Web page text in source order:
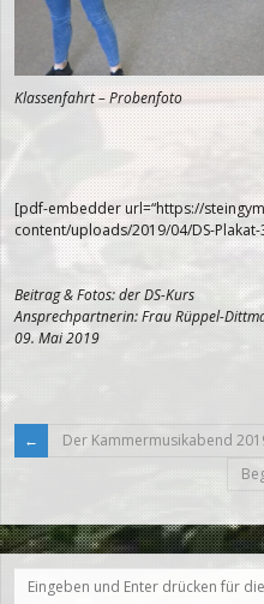
Klassenfahrt – Probenfoto
[pdf-embedder url=“https://
content/uploads/2019/04/DS-Plakat-
Beitrag & Fotos: der DS-Kurs
Ansprechpartnerin: Frau Rüppel-
09. Mai 2019
Der Kammermusikabend